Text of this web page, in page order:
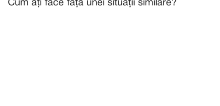
Cum ați face față unei situații similare?